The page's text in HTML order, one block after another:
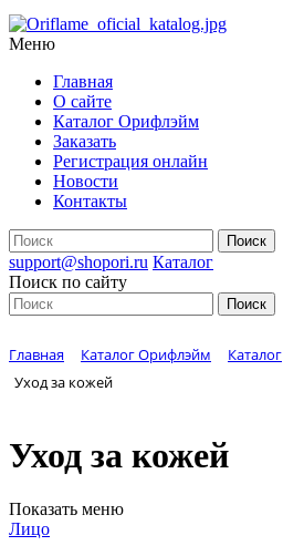
Меню
Главная
О сайте
Каталог Орифлэйм
Заказать
Регистрация онлайн
Новости
Контакты
support@shopori.ru Каталог
Поиск по сайту
Главная Каталог Орифлэйм Каталог
Уход за кожей
Уход за кожей
Показать меню
Лицо